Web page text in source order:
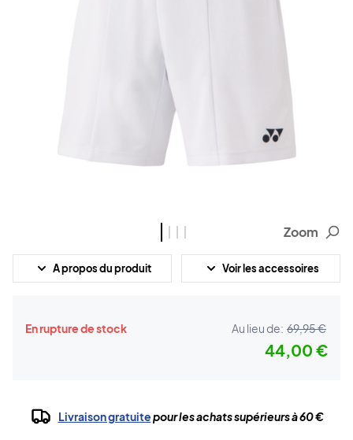
Zoom
A propos du produit Voir les accessoires
En rupture de stock Au lieu de: 69,95 €
44,00 €
Livraison gratuitepour les achats supérieurs à 60 €